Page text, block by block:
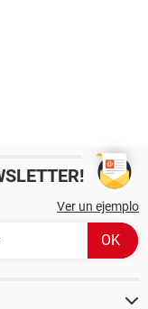
Ver un ejemplo